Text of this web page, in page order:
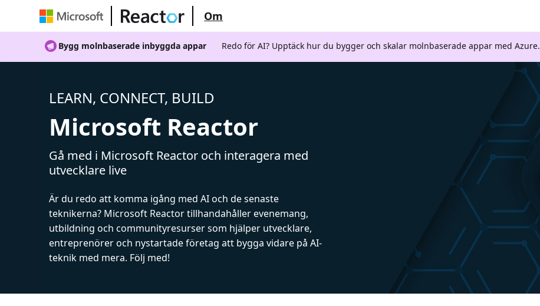
Om
Bygg molnbaserade inbyggda appar Redo för AI? Upptäck hur du bygger och skalar molnbaserade appar med Azure.
LEARN, CONNECT, BUILD
Microsoft Reactor
Gå med i Microsoft Reactor och interagera med
utvecklare live
Är du redo att komma igång med AI och de senaste
teknikerna? Microsoft Reactor tillhandahåller evenemang,
utbildning och communityresurser som hjälper utvecklare,
entreprenörer och nystartade företag att bygga vidare på AI-
teknik med mera. Följ med!